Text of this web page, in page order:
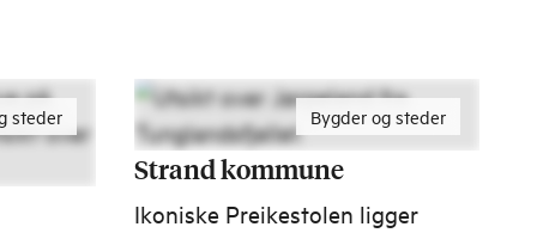
marmorgruver – alt dette,
og mer finner du i
Hustadvika.
steder Bygder og steder
Strand kommune
Ikoniske Preikestolen ligger